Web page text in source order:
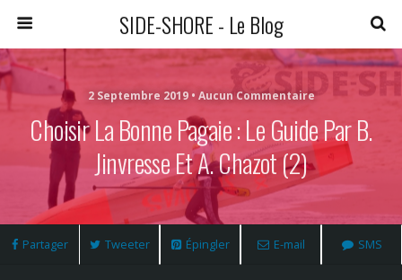
SIDE-SHORE - Le Blog
2 Septembre 2019 • Aucun Commentaire
Choisir La Bonne Pagaie : Le Guide Par B.
Jinvresse Et A. Chazot (2)
Partager Tweeter Épingler E-mail SMS